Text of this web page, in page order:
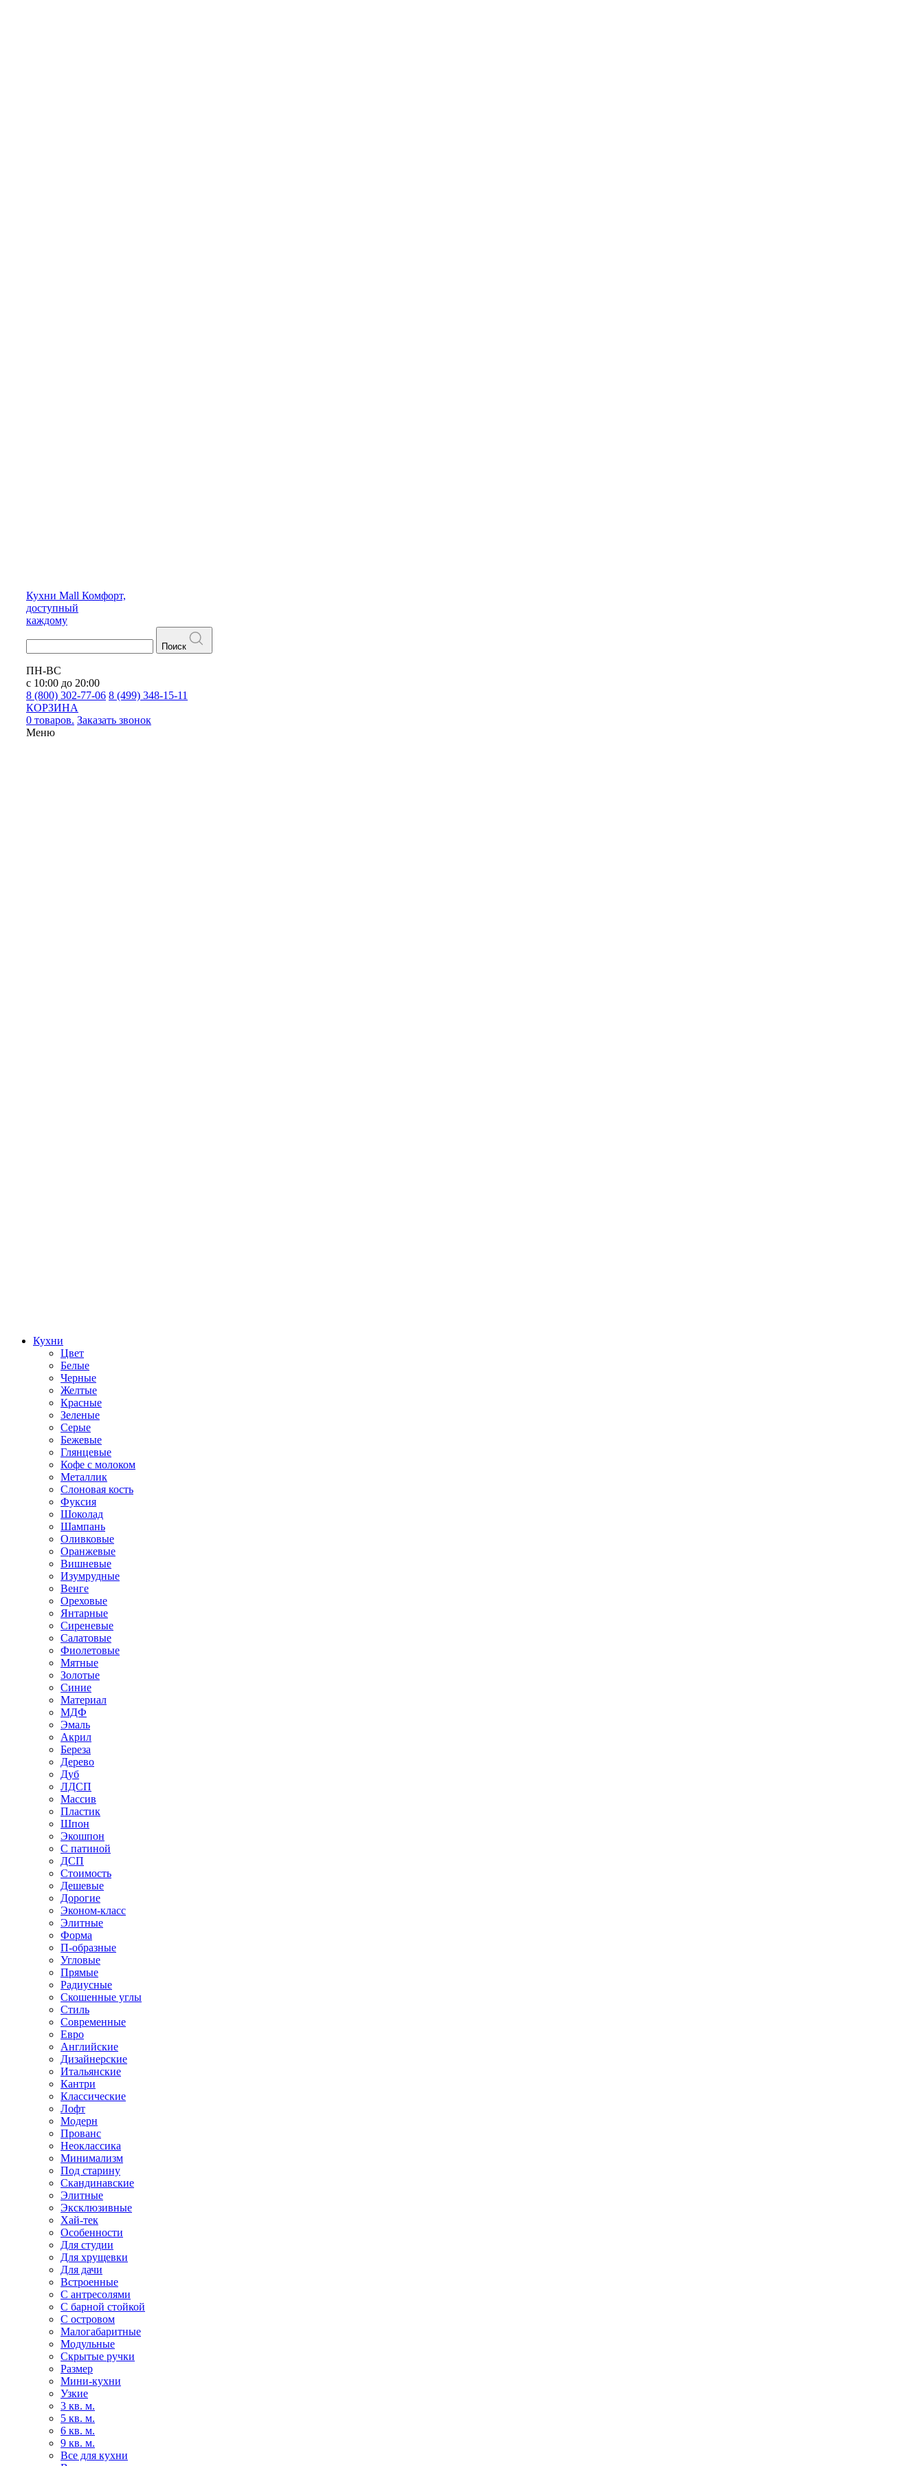
Кухни Mall Комфорт,
доступный
каждому
Поиск
ПН-ВС
с 10:00 до 20:00
8 (800) 302-77-06 8 (499) 348-15-11
КОРЗИНА
0 товаров. Заказать звонок
Меню
Кухни
Цвет
Белые
Черные
Желтые
Красные
Зеленые
Серые
Бежевые
Глянцевые
Кофе с молоком
Металлик
Слоновая кость
Фуксия
Шоколад
Шампань
Оливковые
Оранжевые
Вишневые
Изумрудные
Венге
Ореховые
Янтарные
Сиреневые
Салатовые
Фиолетовые
Мятные
Золотые
Синие
Материал
МДФ
Эмаль
Акрил
Береза
Дерево
Дуб
ЛДСП
Массив
Пластик
Шпон
Экошпон
С патиной
ДСП
Стоимость
Дешевые
Дорогие
Эконом-класс
Элитные
Форма
П-образные
Угловые
Прямые
Радиусные
Скошенные углы
Стиль
Современные
Евро
Английские
Дизайнерские
Итальянские
Кантри
Классические
Лофт
Модерн
Прованс
Неоклассика
Минимализм
Под старину
Скандинавские
Элитные
Эксклюзивные
Хай-тек
Особенности
Для студии
Для хрущевки
Для дачи
Встроенные
С антресолями
С барной стойкой
С островом
Малогабаритные
Модульные
Скрытые ручки
Размер
Мини-кухни
Узкие
3 кв. м.
5 кв. м.
6 кв. м.
9 кв. м.
Все для кухни